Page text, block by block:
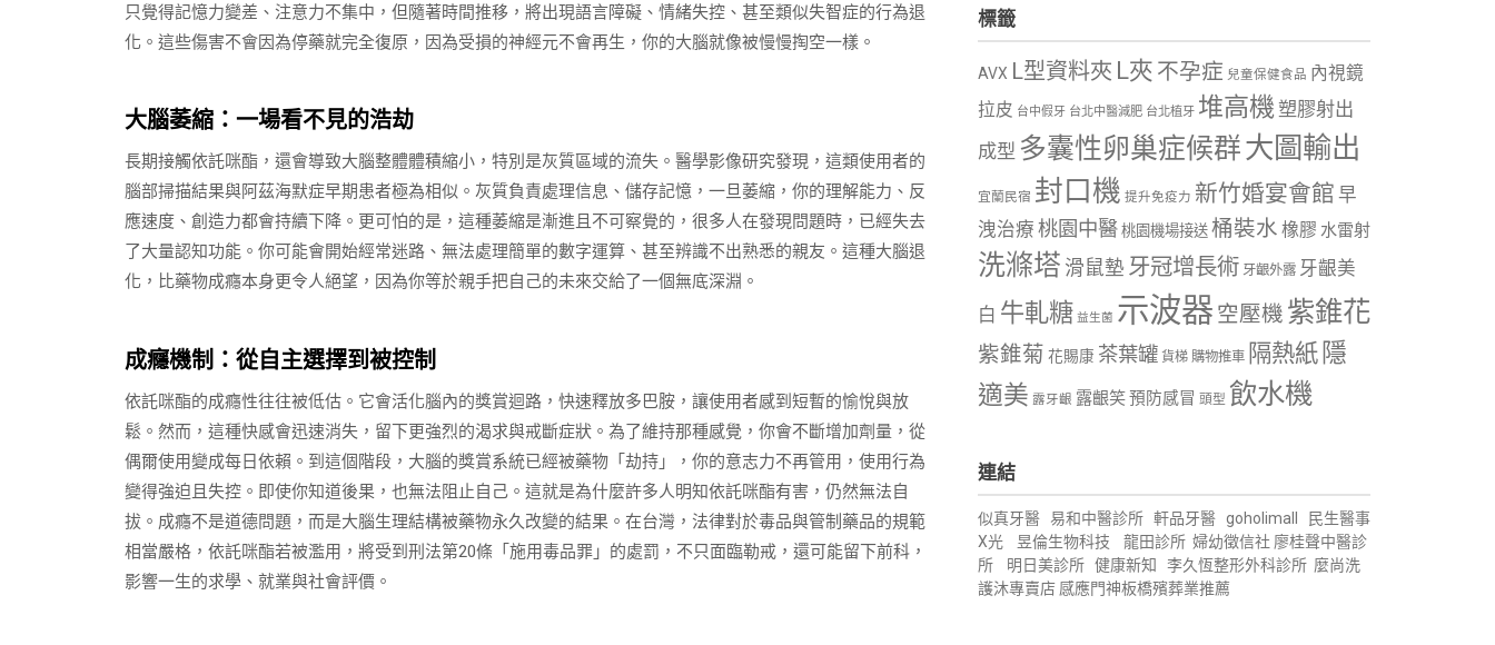
只覺得記憶力變差、注意力不集中，但隨著時間推移，將出現語言障礙、情緒失控、甚至類似失智症的行為退
化。這些傷害不會因為停藥就完全復原，因為受損的神經元不會再生，你的大腦就像被慢慢掏空一樣。
大腦萎縮：一場看不見的浩劫
長期接觸依託咪酯，還會導致大腦整體體積縮小，特別是灰質區域的流失。醫學影像研究發現，這類使用者的
腦部掃描結果與阿茲海默症早期患者極為相似。灰質負責處理信息、儲存記憶，一旦萎縮，你的理解能力、反
應速度、創造力都會持續下降。更可怕的是，這種萎縮是漸進且不可察覺的，很多人在發現問題時，已經失去
了大量認知功能。你可能會開始經常迷路、無法處理簡單的數字運算、甚至辨識不出熟悉的親友。這種大腦退
化，比藥物成癮本身更令人絕望，因為你等於親手把自己的未來交給了一個無底深淵。
成癮機制：從自主選擇到被控制
依託咪酯的成癮性往往被低估。它會活化腦內的獎賞迴路，快速釋放多巴胺，讓使用者感到短暫的愉悅與放
鬆。然而，這種快感會迅速消失，留下更強烈的渴求與戒斷症狀。為了維持那種感覺，你會不斷增加劑量，從
偶爾使用變成每日依賴。到這個階段，大腦的獎賞系統已經被藥物「劫持」，你的意志力不再管用，使用行為
變得強迫且失控。即使你知道後果，也無法阻止自己。這就是為什麼許多人明知依託咪酯有害，仍然無法自
拔。成癮不是道德問題，而是大腦生理結構被藥物永久改變的結果。在台灣，法律對於毒品與管制藥品的規範
相當嚴格，依託咪酯若被濫用，將受到刑法第20條「施用毒品罪」的處罰，不只面臨勒戒，還可能留下前科，
影響一生的求學、就業與社會評價。
標籤
AVX L型資料夾 L夾 不孕症 兒童保健食品 內視鏡
拉皮 台中假牙 台北中醫減肥 台北植牙 堆高機塑膠射出
成型 多囊性卵巢症候群大圖輸出
宜蘭民宿 封口機 提升免疫力 新竹婚宴會館 早
洩治療 桃園中醫 桃園機場接送 桶裝水 橡膠 水雷射
洗滌塔 滑鼠墊 牙冠增長術 牙齦外露 牙齦美
白 牛軋糖 益生菌 示波器 空壓機 紫錐花
紫錐菊 花賜康 茶葉罐 貨梯 購物推車 隔熱紙 隱
適美 露牙齦 露齦笑預防感冒 頭型 飲水機
連結
似真牙醫 易和中醫診所 軒品牙醫 goholimall
民生醫事
X光
昱倫生物科技 龍田診所 婦幼徵信社 廖桂聲中醫診
所
明日美診所 健康新知 李久恆整形外科診所 麼尚洗
護沐專賣店 感應門神板橋殯葬業推薦